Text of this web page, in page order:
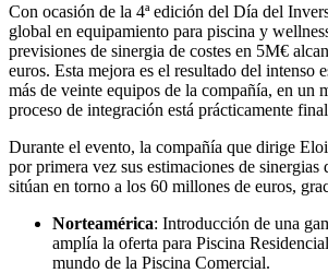
Con ocasión de la 4ª edición del Día del
global en equipamiento para piscina y
previsiones de sinergia de costes en 5M€
euros. Esta mejora es el resultado del intenso
más de veinte equipos de la compañía, en un
proceso de integración está prácticamente
Durante el evento, la compañía que dirige
por primera vez sus estimaciones de sinergias
sitúan en torno a los 60 millones de euros,
Norteamérica: Introducción de una
amplía la oferta para Piscina
mundo de la Piscina Comercial.